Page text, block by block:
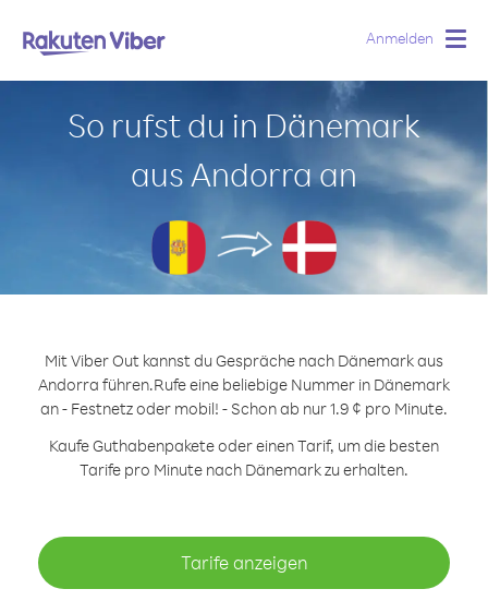
Anmelden
So rufst du in Dänemark
aus Andorra an
Mit Viber Out kannst du Gespräche nach Dänemark aus
Andorra führen.Rufe eine beliebige Nummer in Dänemark
an - Festnetz oder mobil! - Schon ab nur 1.9 ¢ pro Minute.
Kaufe Guthabenpakete oder einen Tarif, um die besten
Tarife pro Minute nach Dänemark zu erhalten.
Tarife anzeigen